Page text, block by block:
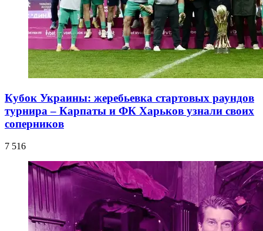
Кубок Украины: жеребьевка стартовых раундов
турнира – Карпаты и ФК Харьков узнали своих
соперников
7 516